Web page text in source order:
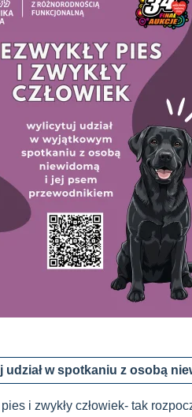
udział w spotkaniu z osobą
pies i zwykły człowiek- tak